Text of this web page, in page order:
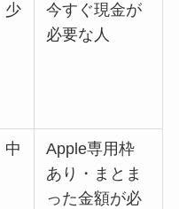
少
今すぐ現金が
必要な人
中
Apple専用枠
あり・まとま
った金額が必